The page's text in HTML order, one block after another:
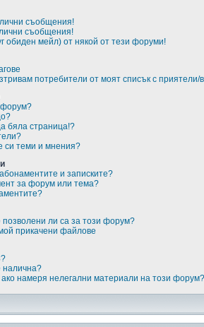
съобщения!
съобщения!
обиден мейл) от някой от тези форуми!
потребители от моят списък с приятели/
форум?
бяла страница!?
си теми и мнения?
и записките?
за форум или тема?
ли са за този форум?
прикачени файлове
намеря нелегални материали на този форум?